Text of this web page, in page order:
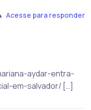
Acesse para responder
aydar-entra-
em-salvador/ […]